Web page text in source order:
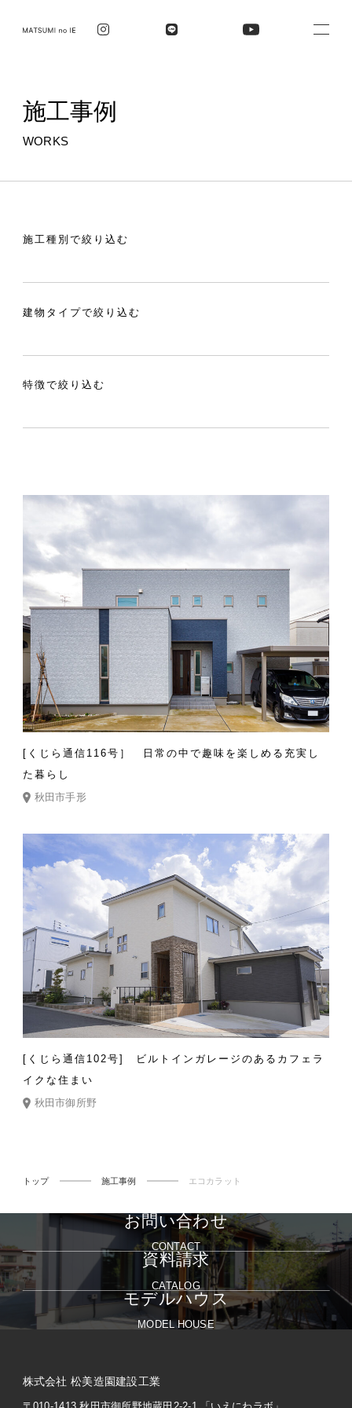
施工事例
WORKS
施工種別で絞り込む
建物タイプで絞り込む
特徴で絞り込む
[くじら通信116号］ 日常の中で趣味を楽しめる充実し
た暮らし
秋田市手形
[くじら通信102号] ビルトインガレージのあるカフェラ
イクな住まい
秋田市御所野
トップ 施工事例 エコカラット
お問い合わせ
CONTACT
資料請求
CATALOG
モデルハウス
MODEL HOUSE
株式会社 松美造園建設工業